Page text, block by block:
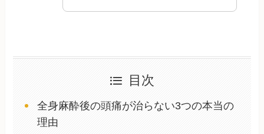
目次
全身麻酔後の頭痛が治らない3つの本当の
理由